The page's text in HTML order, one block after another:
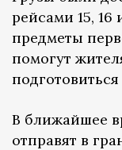
рейсами 15, 16
предметы
помогут
В ближайшее
отправят в